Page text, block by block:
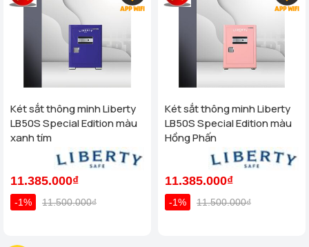
Két sắt thông minh Liberty
LB50S Special Edition màu
xanh tím
11.385.000₫
-1% 11.500.000₫
Két sắt thông minh Liberty
LB50S Special Edition màu
Hồng Phấn
11.385.000₫
-1% 11.500.000₫